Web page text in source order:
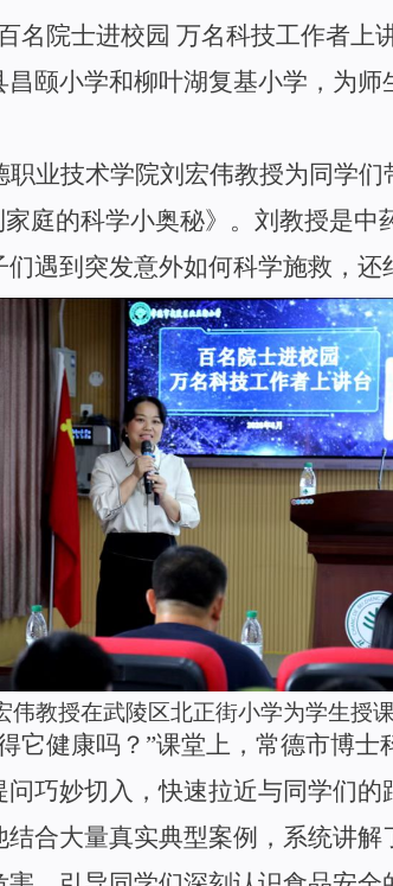
名院士进校园 万名科技工作者上
颐小学和柳叶湖复基小学， 为师
业技术学院刘宏伟教授为同学
庭的科学小奥秘》。刘教授是中
遇到突发意外如何科学施救，还
伟教授在武陵区北正街小学为学生授
它健康吗 ？ ”课堂上，常德市博士
问巧妙切入，快速拉近与同学们
合大量真实典型案例，系统讲